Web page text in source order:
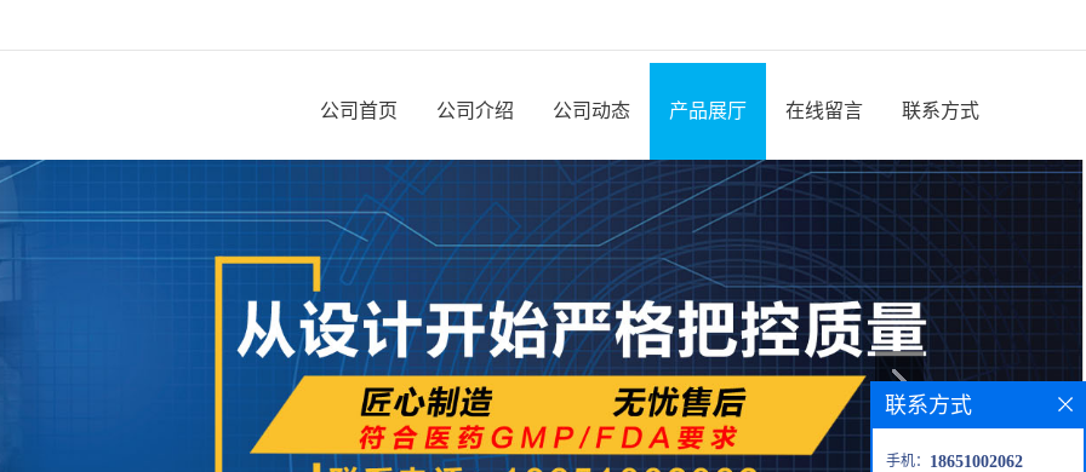
公司首页 公司介绍 公司动态 产品展厅 在线留言 联系方式
联系方式
手机： 18651002062